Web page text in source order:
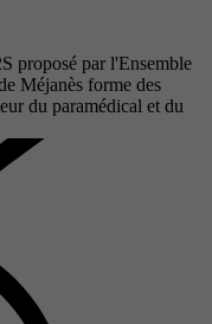
proposé par l'Ensemble
Méjanès forme des
du paramédical et du